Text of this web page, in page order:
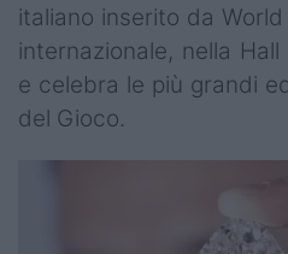
italiano inserito da
internazionale, nella
e celebra le più grandi
del Gioco.